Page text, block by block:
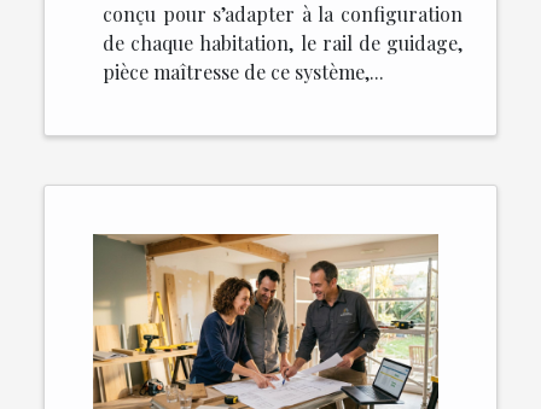
conçu pour s’adapter à la configuration
de chaque habitation, le rail de guidage,
pièce maîtresse de ce système,...